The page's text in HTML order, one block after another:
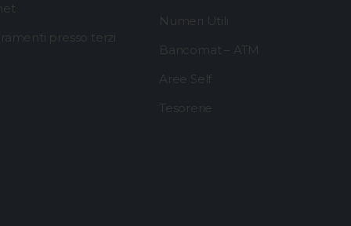
presso terzi
Numeri Utili
Bancomat – ATM
Aree Self
Tesorerie